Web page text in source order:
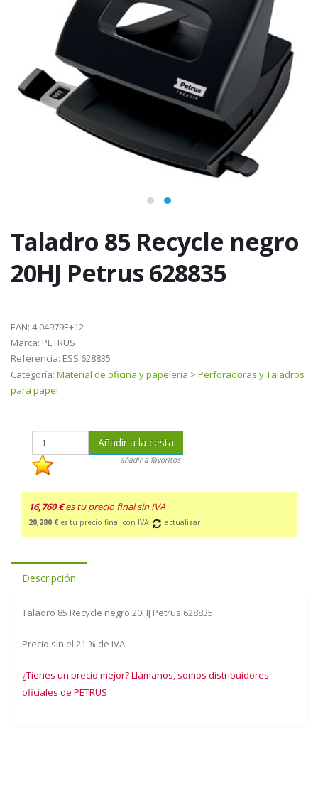
Taladro 85 Recycle negro
20HJ Petrus 628835
EAN: 4,04979E+12
Marca: PETRUS
Referencia: ESS 628835
Categoría: Material de oficina y papelería > Perforadoras y Taladros
para papel
Añadir a la cesta
añadir a favoritos
16,760 € es tu precio final sin IVA
20,280 € es tu precio final con IVA actualizar
Descripción
Taladro 85 Recycle negro 20HJ Petrus 628835
Precio sin el 21 % de IVA.
¿Tienes un precio mejor? Llámanos, somos distribuidores
oficiales de PETRUS